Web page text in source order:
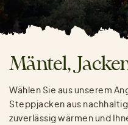
Mäntel,
Wählen Sie aus unserem
Steppjacken aus
zuverlässig wärmen und